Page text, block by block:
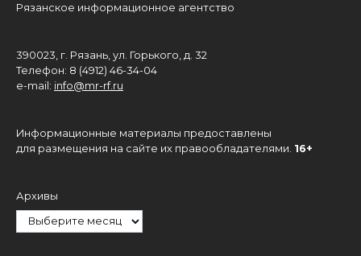
Рязанское информационное агентство
390023, г. Рязань, ул. Горького, д. 32
Телефон: 8 (4912) 46-34-04
e-mail: info@mr-rf.ru
Информационные материалы предоставлены
для размещения на сайте их правообладателями. 16+
Архивы